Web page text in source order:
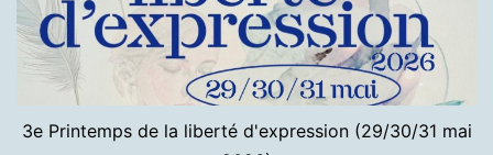
3e Printemps de la liberté d'expression (29/30/31 mai